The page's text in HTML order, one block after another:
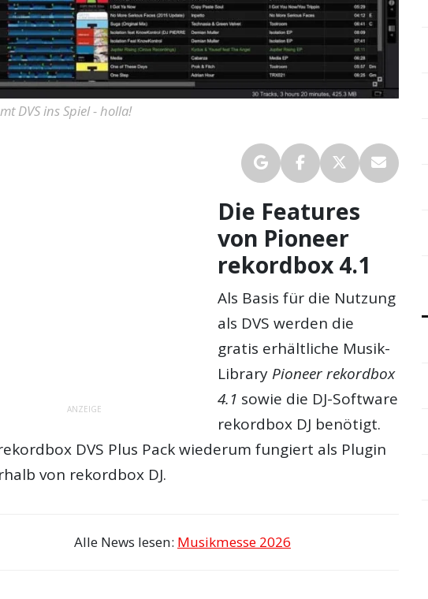
DVS ins Spiel - holla!
ANZEIGE
Die Features
von Pioneer
rekordbox 4.1
Als Basis für die Nutzung
als DVS werden die
gratis erhältliche Musik-
Library Pioneer rekordbox
4.1 sowie die DJ-Software
rekordbox DJ benötigt.
DVS Plus Pack wiederum fungiert als Plugin
von rekordbox DJ.
Alle News lesen: Musikmesse 2026